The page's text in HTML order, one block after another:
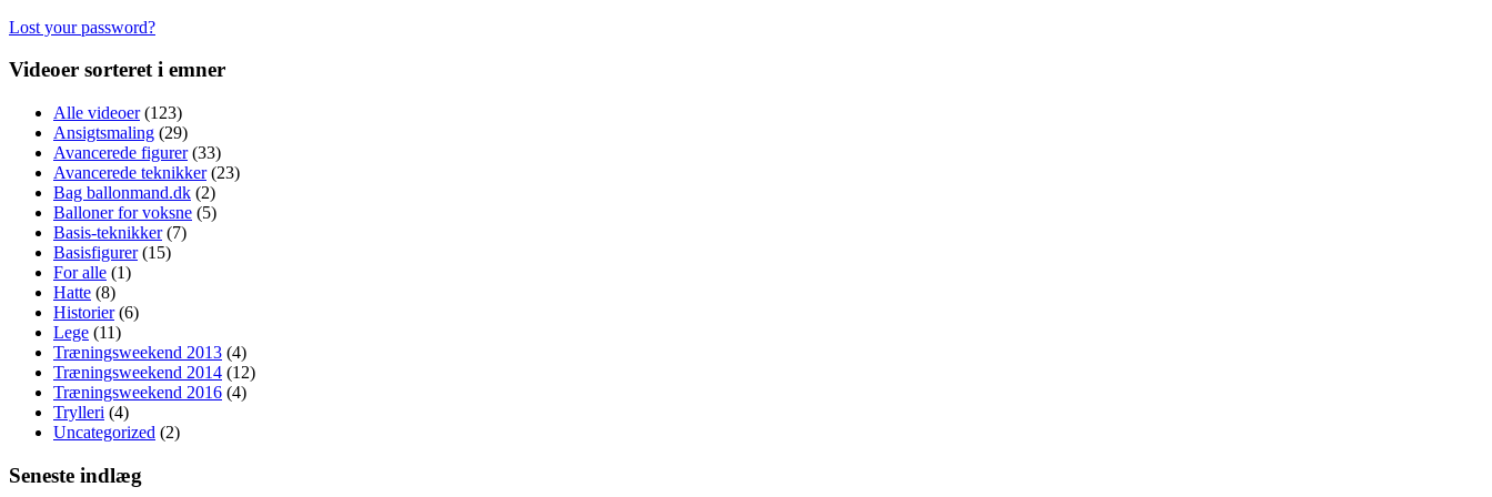
Lost your password?
Videoer sorteret i emner
Alle videoer(123)
Ansigtsmaling (29)
Avancerede figurer(33)
Avancerede teknikker(23)
Bag ballonmand.dk (2)
Balloner for voksne (5)
Basis-teknikker(7)
Basisfigurer(15)
For alle (1)
Hatte (8)
Historier(6)
Lege (11)
Træningsweekend 2013 (4)
Træningsweekend 2014 (12)
Træningsweekend 2016 (4)
Trylleri (4)
Uncategorized (2)
Seneste indlæg